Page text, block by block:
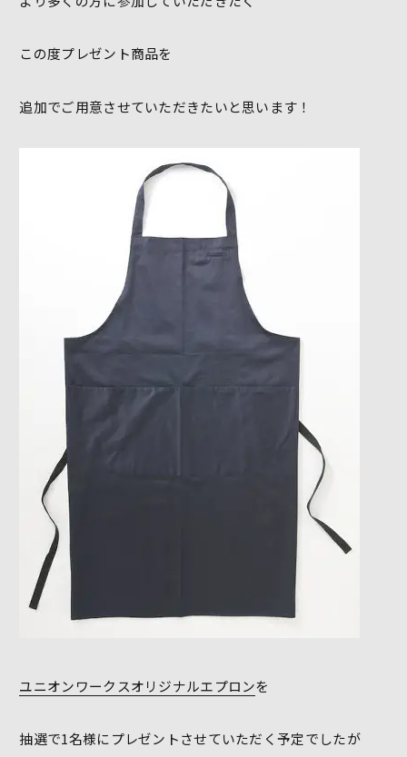
この度プレゼント商品を
追加でご用意させていただきたいと思います！
ユニオンワークスオリジナルエプロンを
抽選で1名様にプレゼントさせていただく予定でしたが